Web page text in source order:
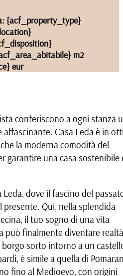
{acf_property_type}
m2
eur
conferiscono a ogni stanza
Casa Leda è in
la moderna comodità del
garantire una casa sostenibile
Leda, dove il fascino del
Qui, nella splendida
il tuo sogno di una vita
può finalmente diventare
borgo sorto intorno a un
è simile a quella di
fino al Medioevo, con origini